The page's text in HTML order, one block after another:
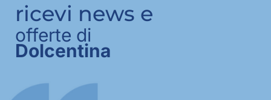
ricevi news e
offerte di
Dolcentina